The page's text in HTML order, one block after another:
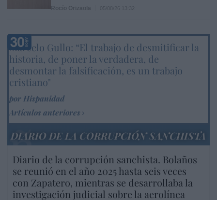
Marcelo Gullo: “El trabajo de desmitificar la
historia, de poner la verdadera, de
desmontar la falsificación, es un trabajo
cristiano"
por Hispanidad
Artículos anteriores
DIARIO DE LA CORRUPCIÓN SANCHISTA
Diario de la corrupción sanchista. Bolaños
se reunió en el año 2025 hasta seis veces
con Zapatero, mientras se desarrollaba la
investigación judicial sobre la aerolínea